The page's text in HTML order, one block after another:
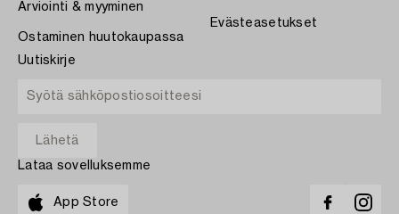
Arviointi & myyminen
Ostaminen huutokaupassa
Evästeasetukset
Uutiskirje
Lataa sovelluksemme
App Store